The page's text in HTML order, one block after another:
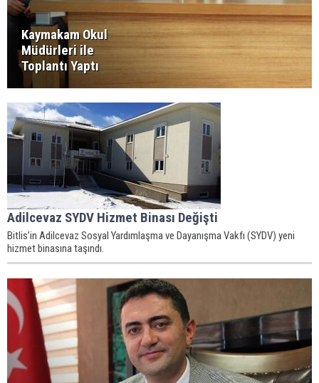
Kaymakam Okul
Müdürleri ile
Toplantı Yaptı
Adilcevaz SYDV Hizmet Binası Değişti
Bitlis’in Adilcevaz Sosyal Yardımlaşma ve Dayanışma Vakfı (SYDV) yeni
hizmet binasına taşındı.